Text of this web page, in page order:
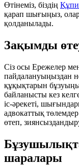
Өтінеміз, біздің
қарап шығыңыз,
қолданылады.
Зақымды
Сіз осы Ережелер
пайдалануыңыздан
құқықтарын
байланысты кез
іс‑әрекеті,
адвокаттық
өтеп,
шаралары